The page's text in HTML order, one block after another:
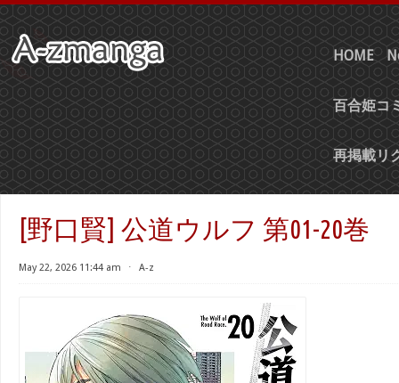
HOME
百合姫コ
再掲載リ
[野口賢] 公道ウルフ 第01-20巻
May 22, 2026 11:44 am ⋅ A-z